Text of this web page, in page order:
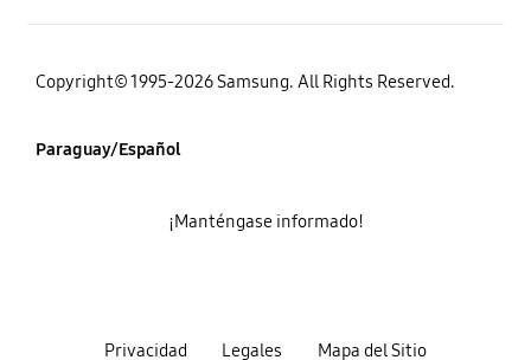
Copyright© 1995-2026 Samsung. All Rights Reserved.
Paraguay/Español
Privacidad Legales Mapa del Sitio
¡Manténgase informado!